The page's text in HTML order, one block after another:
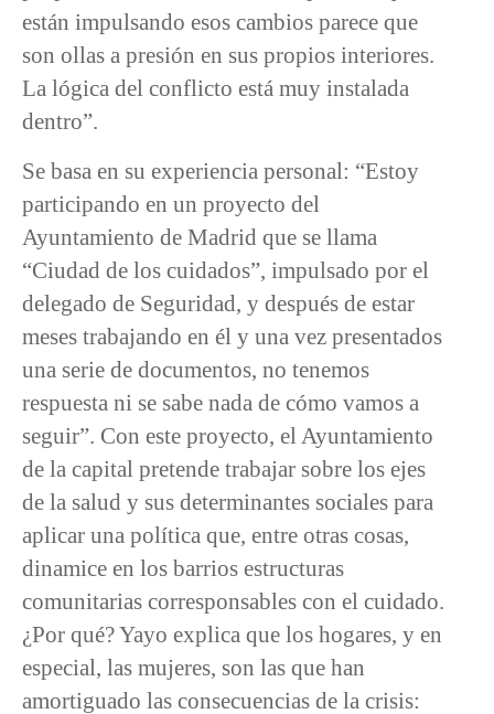
están impulsando esos cambios parece que
son ollas a presión en sus propios interiores.
La lógica del conflicto está muy instalada
dentro”.
Se basa en su experiencia personal: “Estoy
participando en un proyecto del
Ayuntamiento de Madrid que se llama
“Ciudad de los cuidados”, impulsado por el
delegado de Seguridad, y después de estar
meses trabajando en él y una vez presentados
una serie de documentos, no tenemos
respuesta ni se sabe nada de cómo vamos a
seguir”. Con este proyecto, el Ayuntamiento
de la capital pretende trabajar sobre los ejes
de la salud y sus determinantes sociales para
aplicar una política que, entre otras cosas,
dinamice en los barrios estructuras
comunitarias corresponsables con el cuidado.
¿Por qué? Yayo explica que los hogares, y en
especial, las mujeres, son las que han
amortiguado las consecuencias de la crisis: